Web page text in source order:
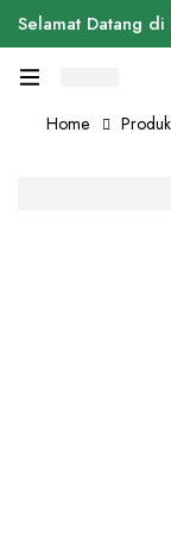
Selamat Datang
Home Produk